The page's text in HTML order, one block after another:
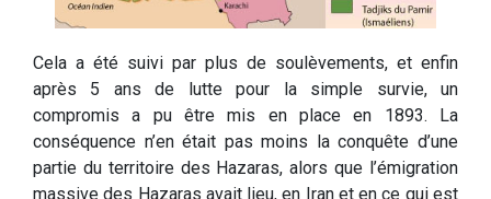
Cela a été suivi par plus de soulèvements, et enfin
après 5 ans de lutte pour la simple survie, un
compromis a pu être mis en place en 1893. La
conséquence n’en était pas moins la conquête d’une
partie du territoire des Hazaras, alors que l’émigration
massive des Hazaras avait lieu, en Iran et en ce qui est